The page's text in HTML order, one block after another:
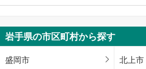
500万円
岩手県盛岡市開運橋通
岩手県の市区町村から探す
盛岡市 北上市